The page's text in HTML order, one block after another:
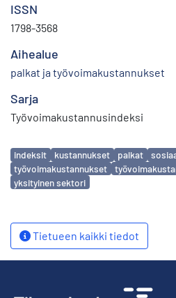
ISSN
1798-3568
Aihealue
palkat ja työvoimakustannukset
Sarja
Työvoimakustannusindeksi
Avainsanat
indeksit kustannukset palkat
työvoimakustannukset
yksityinen sektori
Tietueen kaikki tiedot